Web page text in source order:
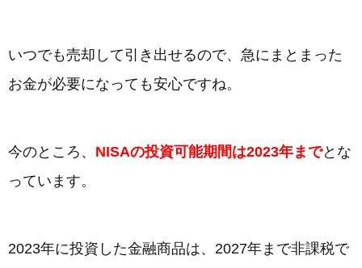
いつでも売却して引き出せるので、急にまとまった
お金が必要になっても安心ですね。
今のところ、 NISAの投資可能期間は2023年までとな
っています。
2023年に投資した金融商品は、2027年まで非課税で